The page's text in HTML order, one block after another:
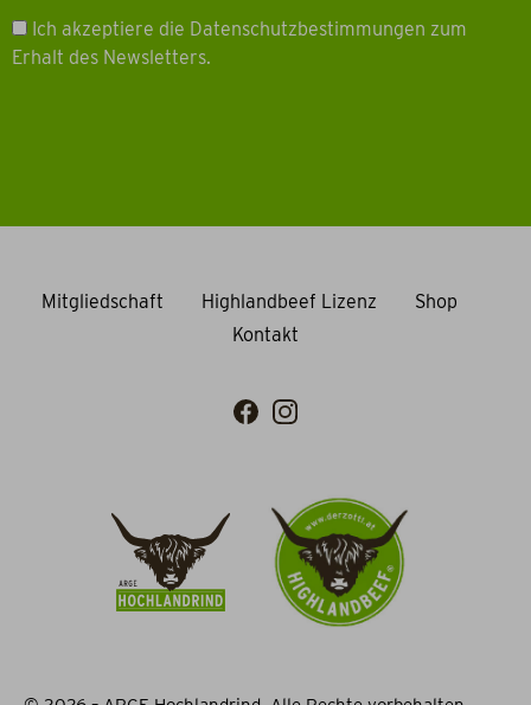
Ich akzeptiere die Datenschutzbestimmungen zum
Erhalt des Newsletters.
Mitgliedschaft Highlandbeef Lizenz
Shop
Kontakt